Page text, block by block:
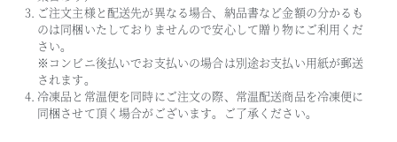
ご注文主様と配送先が異なる場合、納品書など金額の分かるも
のは同梱いたしておりませんので安心して贈り物にご利用くだ
さい。
※コンビニ後払いでお支払いの場合は別途お支払い用紙が郵送
されます。
冷凍品と常温便を同時にご注文の際、常温配送商品を冷凍便に
同梱させて頂く場合がございます。ご了承ください。